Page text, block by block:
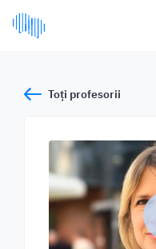
Toți profesorii